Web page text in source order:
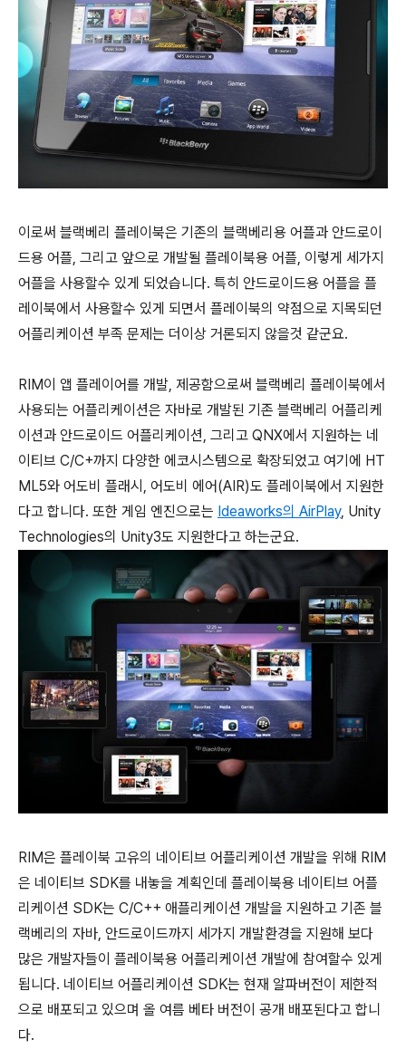
이로써 블랙베리 플레이북은 기존의 블랙베리용 어플과 안드로이
드용 어플, 그리고 앞으로 개발될 플레이북용 어플, 이렇게 세가지
어플을 사용할수 있게 되었습니다. 특히 안드로이드용 어플을 플
레이북에서 사용할수 있게 되면서 플레이북의 약점으로 지목되던
어플리케이션 부족 문제는 더이상 거론되지 않을것 같군요.
RIM이 앱 플레이어를 개발, 제공함으로써 블랙베리 플레이북에서
사용되는 어플리케이션은 자바로 개발된 기존 블랙베리 어플리케
이션과 안드로이드 어플리케이션, 그리고 QNX에서 지원하는 네
이티브 C/C+까지 다양한 에코시스템으로 확장되었고 여기에 HT
ML5와 어도비 플래시, 어도비 에어(AIR)도 플레이북에서 지원한
다고 합니다. 또한 게임 엔진으로는 Ideaworks의 AirPlay, Unity
Technologies의 Unity3도 지원한다고 하는군요.
RIM은 플레이북 고유의 네이티브 어플리케이션 개발을 위해 RIM
은 네이티브 SDK를 내놓을 계획인데 플레이북용 네이티브 어플
리케이션 SDK는 C/C++ 애플리케이션 개발을 지원하고 기존 블
랙베리의 자바, 안드로이드까지 세가지 개발환경을 지원해 보다
많은 개발자들이 플레이북용 어플리케이션 개발에 참여할수 있게
됩니다. 네이티브 어플리케이션 SDK는 현재 알파버전이 제한적
으로 배포되고 있으며 올 여름 베타 버전이 공개 배포된다고 합니
다.